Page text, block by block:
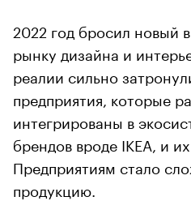
2022 год бросил новый
рынку дизайна и
реалии сильно
предприятия, которые
интегрированы в
брендов вроде IKEA, и
Предприятиям стало
продукцию.